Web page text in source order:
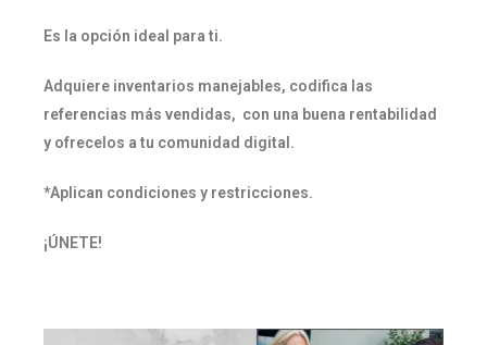
Es la opción ideal para ti.
Adquiere inventarios manejables, codifica las
referencias más vendidas, con una buena rentabilidad
y ofrecelos a tu comunidad digital.
*Aplican condiciones y restricciones.
¡ÚNETE!